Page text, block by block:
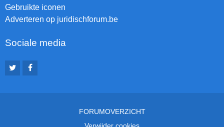
Gebruikte iconen
Adverteren op juridischforum.be
Sociale media
FORUMOVERZICHT